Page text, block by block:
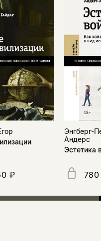
₽
Энгберг-
Андерс
Эстетика